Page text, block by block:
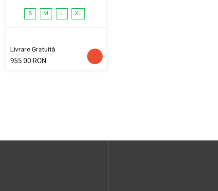
S M L XL
Livrare Gratuită
955.00 RON